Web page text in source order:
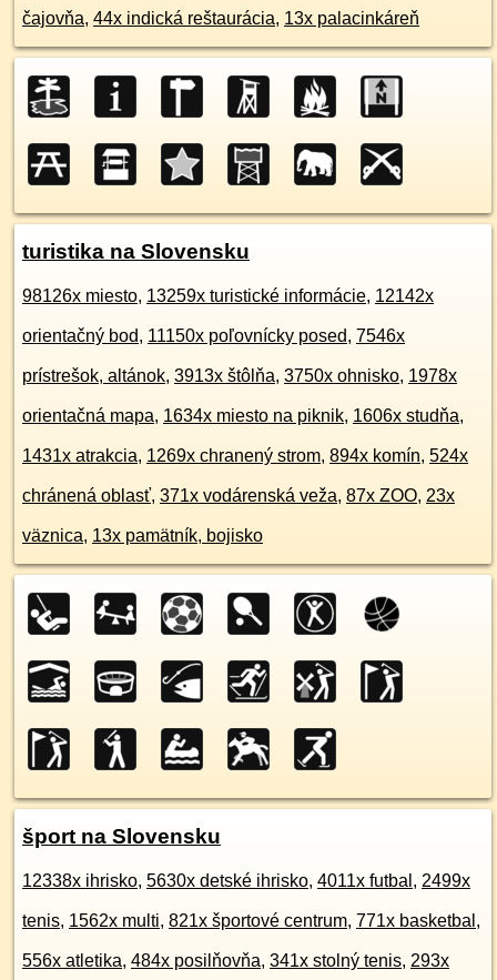
čajovňa, 44x indická reštaurácia, 13x palacinkáreň
turistika na Slovensku
98126x miesto, 13259x turistické informácie, 12142x
orientačný bod, 11150x poľovnícky posed, 7546x
prístrešok, altánok, 3913x štôlňa, 3750x ohnisko, 1978x
orientačná mapa, 1634x miesto na piknik, 1606x studňa,
1431x atrakcia, 1269x chranený strom, 894x komín, 524x
chránená oblasť, 371x vodárenská veža, 87x ZOO, 23x
väznica, 13x pamätník, bojisko
šport na Slovensku
12338x ihrisko, 5630x detské ihrisko, 4011x futbal , 2499x
tenis, 1562x multi, 821x športové centrum, 771x basketbal ,
556x atletika, 484x posilňovňa, 341x stolný tenis, 293x